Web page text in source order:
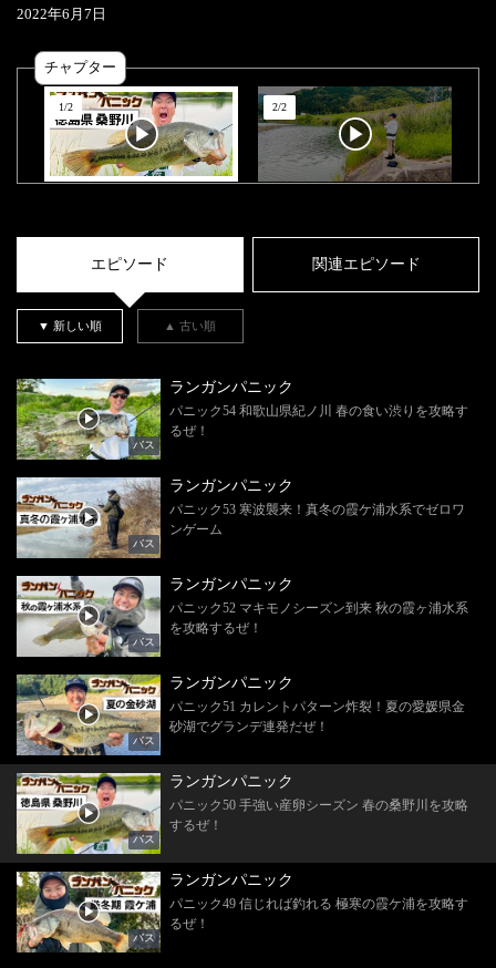
2022年6 月 7 日
チャプター
1/2 2/2
エピソード 関連エピソード
▼ 新しい順 ▲ 古い順
バス
ランガンパニック
パニック54 和歌山県紀ノ川 春の食い渋りを攻略す
るぜ！
バス
ランガンパニック
パニック53 寒波襲来！真冬の霞ケ浦水系でゼロワ
ンゲーム
バス
ランガンパニック
パニック52 マキモノシーズン到来 秋の霞ヶ浦水系
を攻略するぜ！
バス
ランガンパニック
パニック51 カレントパターン炸裂！夏の愛媛県金
砂湖でグランデ連発だぜ！
バス
ランガンパニック
パニック50 手強い産卵シーズン 春の桑野川を攻略
するぜ！
バス
ランガンパニック
パニック49 信じれば釣れる 極寒の霞ケ浦を攻略す
るぜ！